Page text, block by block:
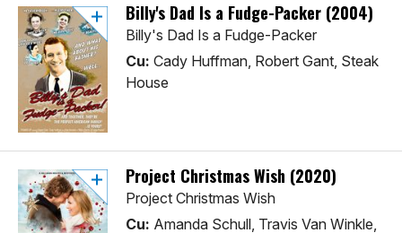
Billy's Dad Is a Fudge-Packer (2004)
Billy's Dad Is a Fudge-Packer
Cu: Cady Huffman, Robert Gant, Steak
House
Project Christmas Wish (2020)
Project Christmas Wish
Cu: Amanda Schull, Travis Van Winkle,